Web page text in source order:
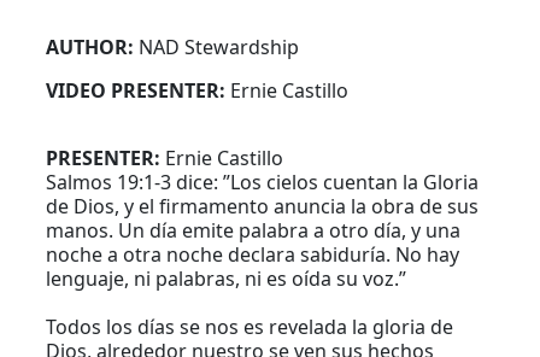
AUTHOR: NAD Stewardship
VIDEO PRESENTER: Ernie Castillo
PRESENTER: Ernie Castillo
Salmos 19:1-3 dice: ”Los cielos cuentan la Gloria
de Dios, y el firmamento anuncia la obra de sus
manos. Un día emite palabra a otro día, y una
noche a otra noche declara sabiduría. No hay
lenguaje, ni palabras, ni es oída su voz.”
Todos los días se nos es revelada la gloria de
Dios, alrededor nuestro se ven sus hechos